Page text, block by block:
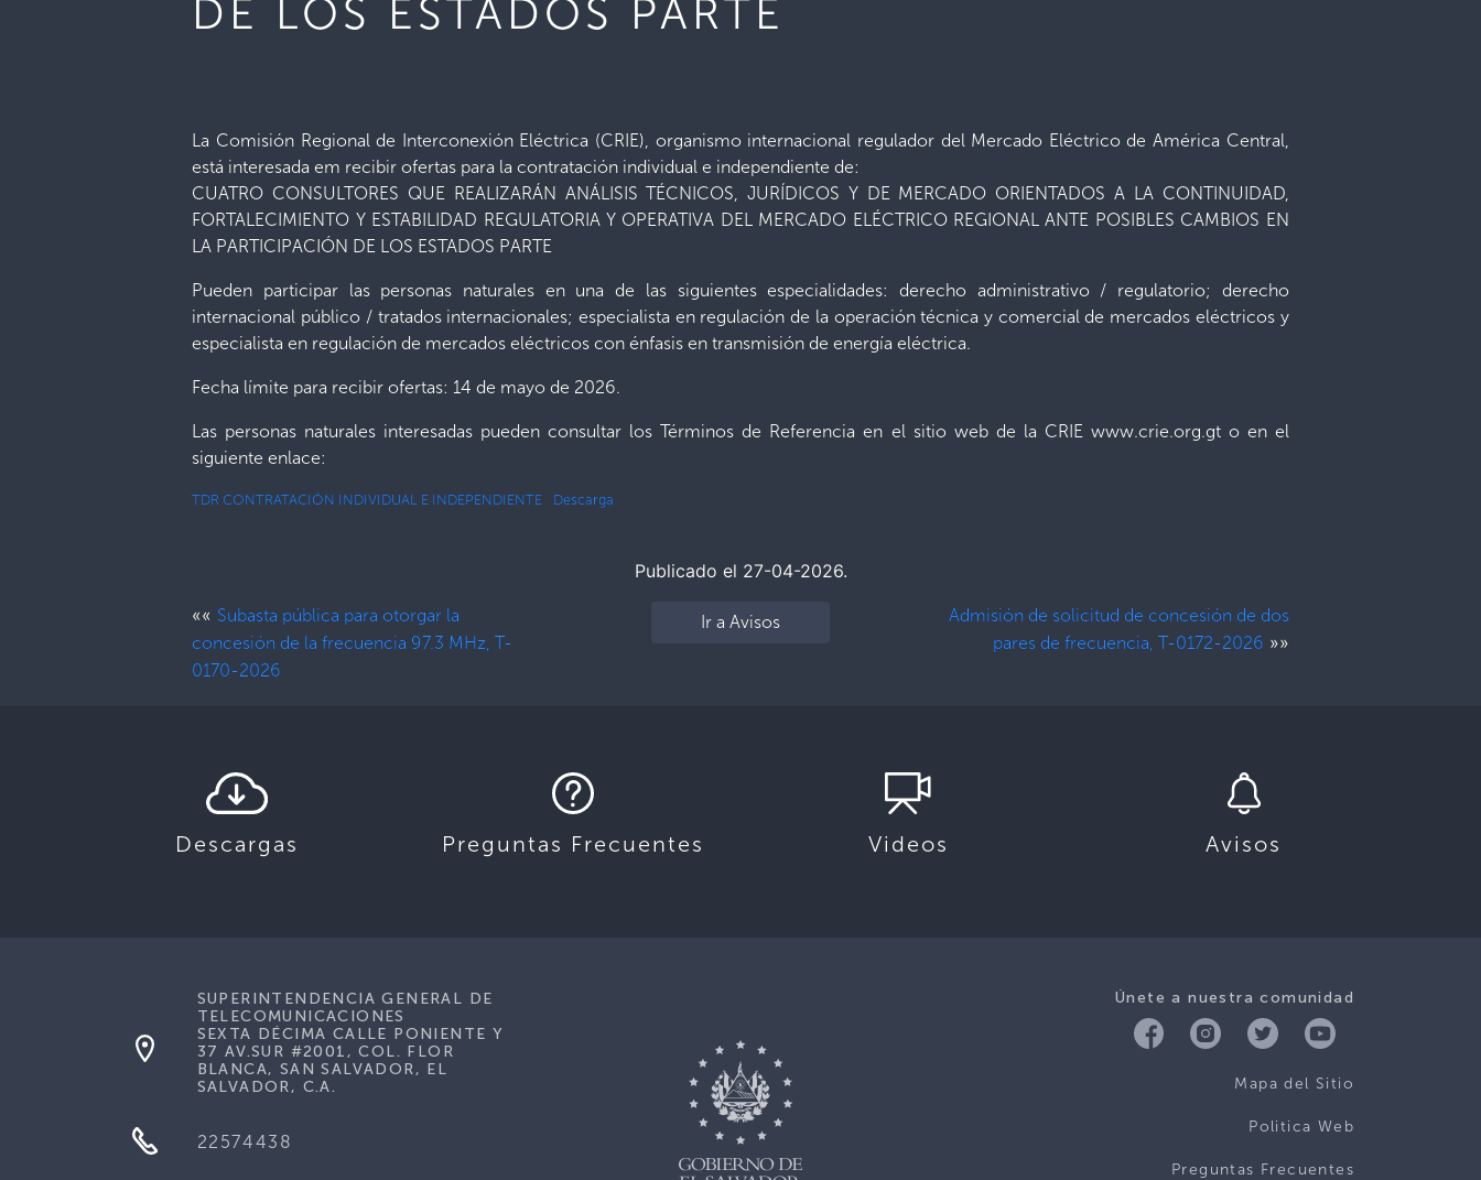
DE LOS ESTADOS PARTE
La Comisión Regional de Interconexión Eléctrica (CRIE), organismo internacional regulador del Mercado Eléctrico de América Central,
está interesada em recibir ofertas para la contratación individual e independiente de:
CUATRO CONSULTORES QUE REALIZARÁN ANÁLISIS TÉCNICOS, JURÍDICOS Y DE MERCADO ORIENTADOS A LA CONTINUIDAD,
FORTALECIMIENTO Y ESTABILIDAD REGULATORIA Y OPERATIVA DEL MERCADO ELÉCTRICO REGIONAL ANTE POSIBLES CAMBIOS EN
LA PARTICIPACIÓN DE LOS ESTADOS PARTE
Pueden participar las personas naturales en una de las siguientes especialidades: derecho administrativo / regulatorio; derecho
internacional público / tratados internacionales; especialista en regulación de la operación técnica y comercial de mercados eléctricos y
especialista en regulación de mercados eléctricos con énfasis en transmisión de energía eléctrica.
Fecha límite para recibir ofertas: 14 de mayo de 2026.
Las personas naturales interesadas pueden consultar los Términos de Referencia en el sitio web de la CRIE www.crie.org.gt o en el
siguiente enlace:
TDR CONTRATACIÓN INDIVIDUAL E INDEPENDIENTE Descarga
Publicado el 27-04-2026.
«« Subasta pública para otorgar la
concesión de la frecuencia 97.3 MHz, T-
0170-2026
Ir a Avisos
Admisión de solicitud de concesión de dos
pares de frecuencia, T-0172-2026 »»
Descargas Preguntas Frecuentes Videos Avisos
Únete a nuestra comunidad
Mapa del Sitio
Politica Web
Preguntas Frecuentes
SUPERINTENDENCIA GENERAL DE
TELECOMUNICACIONES
SEXTA DÉCIMA CALLE PONIENTE Y
37 AV.SUR #2001, COL. FLOR
BLANCA, SAN SALVADOR, EL
SALVADOR, C.A.
22574438